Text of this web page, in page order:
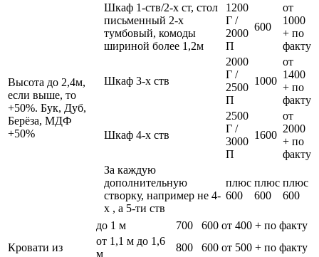
Высота до 2,4м,
если выше, то
+50%. Бук, Дуб,
Берёза, МДФ
+50%
Шкаф 1-ств/2-х ст, стол
письменный 2-х
тумбовый, комоды
шириной более 1,2м
1200
Г /
2000
П
600
от
1000
+ по
факту
Шкаф 3-х ств
2000
Г /
2500
П
1000
от
1400
+ по
факту
Шкаф 4-х ств
2500
Г /
3000
П
1600
от
2000
+ по
факту
За каждую
дополнительную
створку, например не 4-
х , а 5-ти ств
плюс
600
плюс
600
плюс
600
Кровати из
до 1 м 700 600 от 400 + по факту
от 1,1 м до 1,6
м
800 600 от 500 + по факту